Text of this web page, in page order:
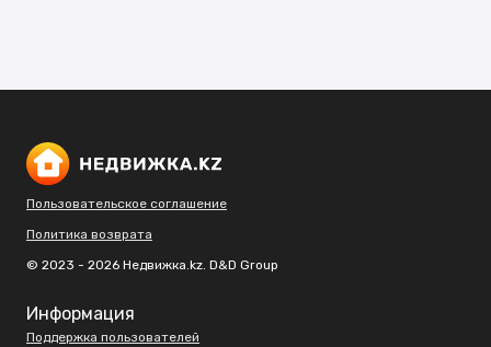
Пользовательское соглашение
Политика возврата
© 2023 - 2026 Недвижка.kz. D&D Group
Информация
Поддержка пользователей